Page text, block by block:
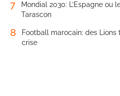
7
Mondial 2030: L’Espagne ou
Tarascon
8
Football marocain: des
crise